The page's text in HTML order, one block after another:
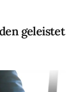
geleistet